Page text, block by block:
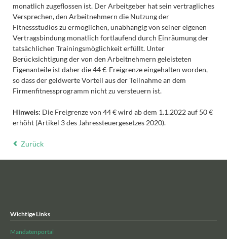
monatlich zugeflossen ist. Der Arbeitgeber hat sein vertragliches
Versprechen, den Arbeitnehmern die Nutzung der
Fitnessstudios zu ermöglichen, unabhängig von seiner eigenen
Vertragsbindung monatlich fortlaufend durch Einräumung der
tatsächlichen Trainingsmöglichkeit erfüllt. Unter
Berücksichtigung der von den Arbeitnehmern geleisteten
Eigenanteile ist daher die 44 €-Freigrenze eingehalten worden,
so dass der geldwerte Vorteil aus der Teilnahme an dem
Firmenfitnessprogramm nicht zu versteuern ist.
Hinweis: Die Freigrenze von 44 € wird ab dem 1.1.2022 auf 50 €
erhöht (Artikel 3 des Jahressteuergesetzes 2020).
Zurück
Wichtige Links
Mandatenportal